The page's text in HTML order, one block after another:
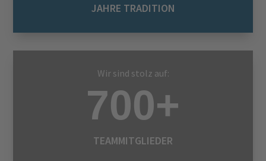
JAHRE TRADITION
Wir sind stolz auf:
700+
TEAMMITGLIEDER